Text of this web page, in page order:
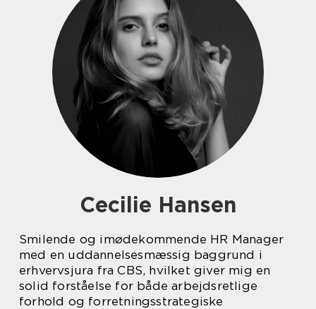
Cecilie Hansen
Smilende og imødekommende HR Manager
med en uddannelsesmæssig baggrund i
erhvervsjura fra CBS, hvilket giver mig en
solid forståelse for både arbejdsretlige
forhold og forretningsstrategiske